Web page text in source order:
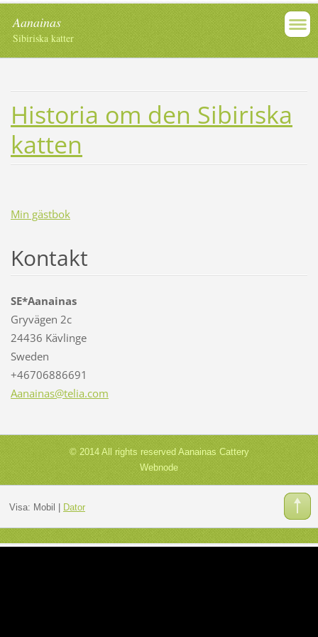
Aanainas
Sibiriska katter
Historia om den Sibiriska
katten
Min gästbok
Kontakt
SE*Aanainas
Gryvägen 2c
24436 Kävlinge
Sweden
+46706886691
Aanainas@telia.com
© 2014 All rights reserved Aanainas Cattery
Webnode
Visa: Mobil Dator